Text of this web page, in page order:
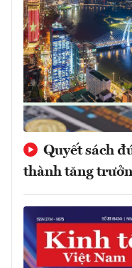
Quyết sách
thành tăng